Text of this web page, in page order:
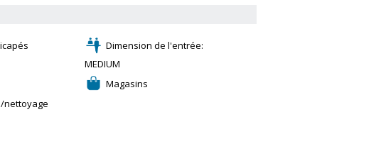
Dimension de l'entrée:
MEDIUM
Magasins
nettoyage